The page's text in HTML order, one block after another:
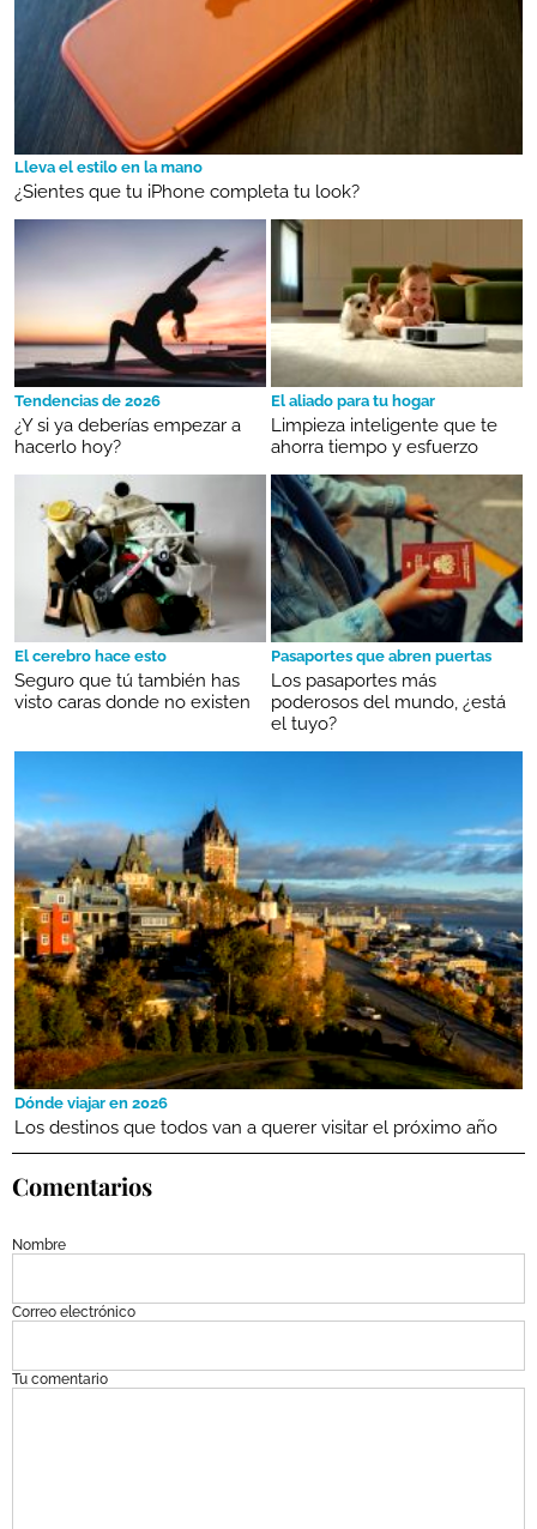
Lleva el estilo en la mano
¿Sientes que tu iPhone completa tu look?
Tendencias de 2026
¿Y si ya deberías empezar a
hacerlo hoy?
El aliado para tu hogar
Limpieza inteligente que te
ahorra tiempo y esfuerzo
El cerebro hace esto
Seguro que tú también has
visto caras donde no existen
Pasaportes que abren puertas
Los pasaportes más
poderosos del mundo, ¿está
el tuyo?
Dónde viajar en 2026
Los destinos que todos van a querer visitar el próximo año
Comentarios
Nombre
Correo electrónico
Tu comentario